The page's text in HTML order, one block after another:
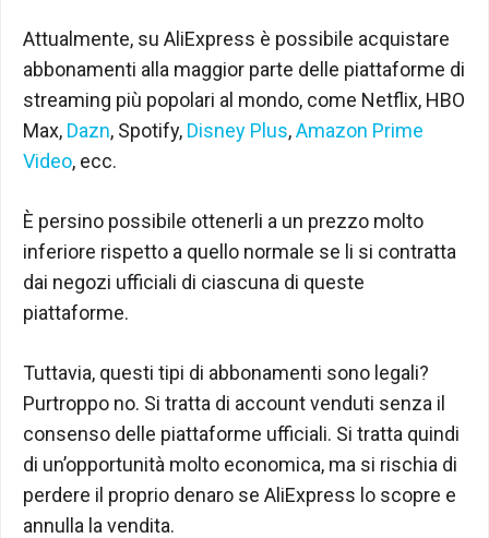
Attualmente, su AliExpress è possibile acquistare
abbonamenti alla maggior parte delle piattaforme di
streaming più popolari al mondo, come Netflix, HBO
Max, Dazn, Spotify, Disney Plus,Amazon Prime
Video, ecc.
È persino possibile ottenerli a un prezzo molto
inferiore rispetto a quello normale se li si contratta
dai negozi ufficiali di ciascuna di queste
piattaforme.
Tuttavia, questi tipi di abbonamenti sono legali?
Purtroppo no. Si tratta di account venduti senza il
consenso delle piattaforme ufficiali. Si tratta quindi
di un’opportunità molto economica, ma si rischia di
perdere il proprio denaro se AliExpress lo scopre e
annulla la vendita.